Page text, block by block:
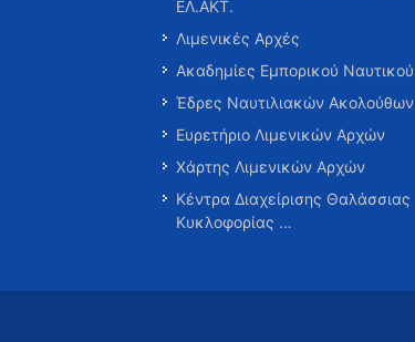
ΕΛ.ΑΚΤ.
Λιμενικές Αρχές
Ακαδημίες Εμπορικού Ναυτικού
Έδρες Ναυτιλιακών Ακολούθων
Ευρετήριο Λιμενικών Αρχών
Χάρτης Λιμενικών Αρχών
Κέντρα Διαχείρισης Θαλάσσιας
Κυκλοφορίας …